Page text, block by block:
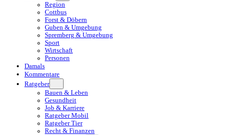
Region
Cottbus
Forst & Döbern
Guben & Umgebung
Spremberg & Umgebung
Sport
Wirtschaft
Personen
Damals
Kommentare
Ratgeber
Bauen & Leben
Gesundheit
Job & Karriere
Ratgeber Mobil
Ratgeber Tier
Recht & Finanzen